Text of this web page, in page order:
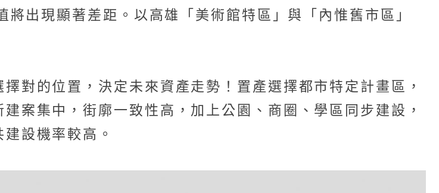
出現顯著差距。以高雄「美術館特區」與「內惟舊市區」
對的位置，決定未來資產走勢！置產選擇都市特定計畫區，
案集中，街廓一致性高，加上公園、商圈、學區同步建設，
設機率較高。